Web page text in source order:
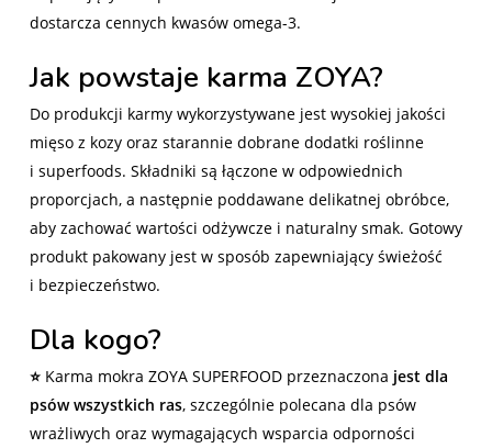
dostarcza cennych kwasów omega-3.
Jak powstaje karma ZOYA?
Do produkcji karmy wykorzystywane jest wysokiej jakości
mięso z kozy oraz starannie dobrane dodatki roślinne
i superfoods. Składniki są łączone w odpowiednich
proporcjach, a następnie poddawane delikatnej obróbce,
aby zachować wartości odżywcze i naturalny smak. Gotowy
produkt pakowany jest w sposób zapewniający świeżość
i bezpieczeństwo.
Dla kogo?
⭐Karma mokra ZOYA SUPERFOOD przeznaczona jest dla
psów wszystkich ras, szczególnie polecana dla psów
wrażliwych oraz wymagających wsparcia odporności